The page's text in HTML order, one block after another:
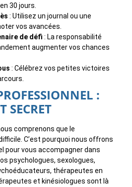
30 jours.
: Utilisez un journal ou une
vos avancées.
de défi : La responsabilité
augmenter vos chances
: Célébrez vos petites victoires
:
SECRET
comprenons que le
C’est pourquoi nous offrons
pour vous accompagner dans
psychologues, sexologues,
thérapeutes en
et kinésiologues sont là